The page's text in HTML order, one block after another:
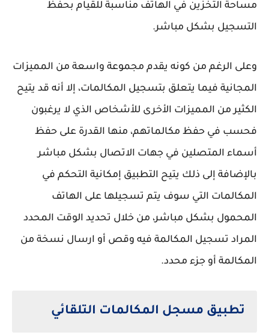
مساحة التخزين في الهاتف مناسبة للقيام بحفظ
التسجيل بشكل مباشر.
وعلى الرغم من كونه يقدم مجموعة واسعة من المميزات
المجانية فيما يتعلق بتسجيل المكالمات، إلا أنه قد يتيح
الكثير من المميزات الأخرى للأشخاص الذي لا يرغبون
فحسب في حفظ مكالماتهم، منها القدرة على حفظ
أسماء المتصلين في جهات الاتصال بشكل مباشر
بالإضافة إلى ذلك يتيح التطبيق إمكانية التحكم في
المكالمات التي سوف يتم تسجيلها على الهاتف
المحمول بشكل مباشر، من خلال تحديد الوقت المحدد
المراد تسجيل المكالمة فيه وقص أو ارسال نسخة من
المكالمة أو جزء محدد.
تطبيق مسجل المكالمات التلقائي